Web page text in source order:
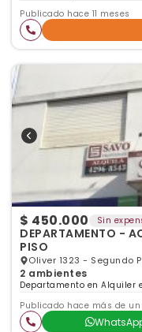
Publicado hace 11 meses
$ 450.000 Sin
DEPARTAMENTO - ACCESO POR ESCALERA SEGUNDO
PISO
Oliver 1323 - Segundo
2 ambientes
Departamento en Alquiler
Publicado hace más de